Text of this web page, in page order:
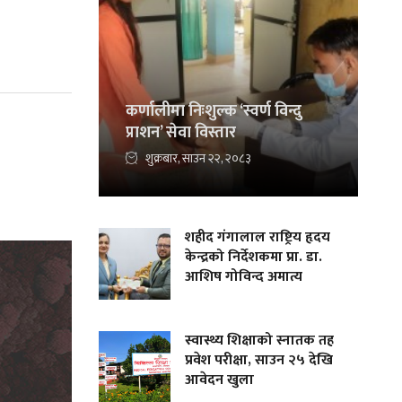
कर्णालीमा निःशुल्क ‘स्वर्ण विन्दु
प्राशन’ सेवा विस्तार
शुक्रबार, साउन २२, २०८३
शहीद गंगालाल राष्ट्रिय हृदय
केन्द्रको निर्देशकमा प्रा. डा.
आशिष गोविन्द अमात्य
स्वास्थ्य शिक्षाको स्नातक तह
प्रवेश परीक्षा, साउन २५ देखि
आवेदन खुला